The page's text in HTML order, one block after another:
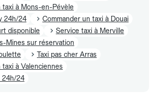
taxi à Mons-en-Pévèle
24h/24
Commander un taxi à Douai
disponible
Service taxi à Merville
Mines sur réservation
Taxi pas cher Arras
taxi à Valenciennes
24h/24